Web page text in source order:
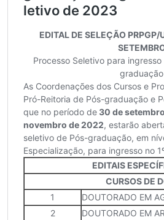
Ministério do Desenvolvimento Regional
Ministério da Mulher, da Família e dos Direitos
Secretaria-Geral
Secretaria de Governo
Gabinete de Segurança Institucional
Advocacia-Geral da União